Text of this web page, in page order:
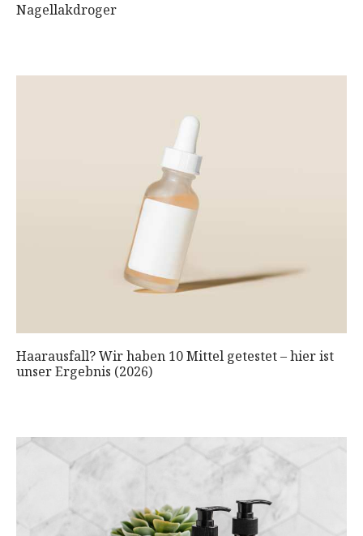
Nagellakdroger
Haarausfall? Wir haben 10 Mittel getestet – hier ist
unser Ergebnis (2026)